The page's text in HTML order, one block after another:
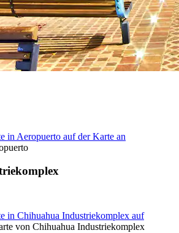
in Aeropuerto auf der Karte an
in Chihuahua Industriekomplex auf